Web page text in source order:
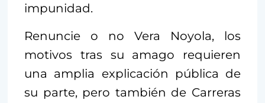
impunidad.
Renuncie o no Vera Noyola, los
motivos tras su amago requieren
una amplia explicación pública de
su parte, pero también de Carreras